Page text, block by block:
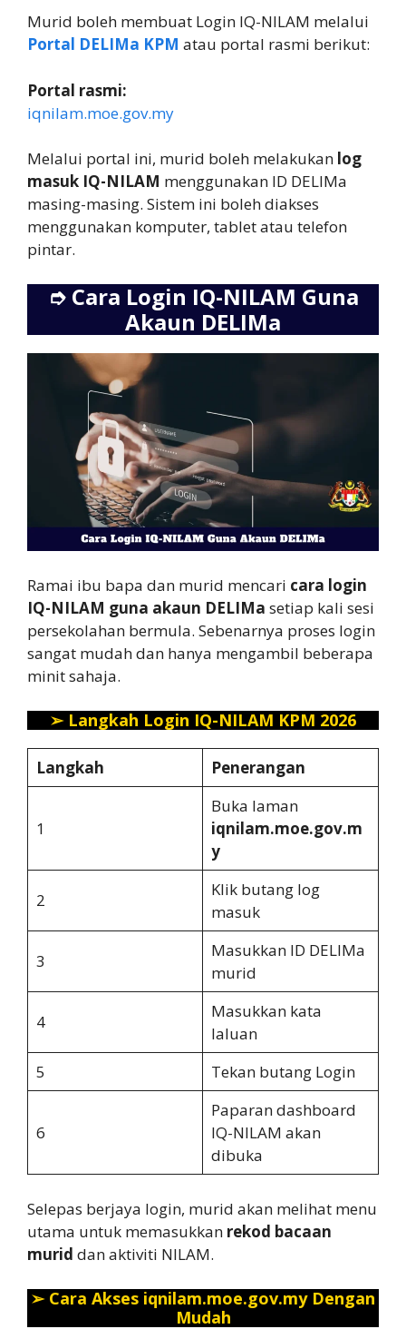
Murid boleh membuat Login IQ-NILAM melalui
Portal DELIMa KPM atau portal rasmi berikut:
Portal rasmi:
iqnilam.moe.gov.my
Melalui portal ini, murid boleh melakukan log
masuk IQ-NILAM menggunakan ID DELIMa
masing-masing. Sistem ini boleh diakses
menggunakan komputer, tablet atau telefon
pintar.
➮ Cara Login IQ-NILAM Guna
Akaun DELIMa
Ramai ibu bapa dan murid mencari cara login
IQ-NILAM guna akaun DELIMa setiap kali sesi
persekolahan bermula. Sebenarnya proses login
sangat mudah dan hanya mengambil beberapa
minit sahaja.
➢ Langkah Login IQ-NILAM KPM 2026
Langkah Penerangan
1
Buka laman
iqnilam.moe.gov.m
y
2
Klik butang log
masuk
3
Masukkan ID DELIMa
murid
4
Masukkan kata
laluan
5
Tekan butang Login
6
Paparan dashboard
IQ-NILAM akan
dibuka
Selepas berjaya login, murid akan melihat menu
utama untuk memasukkan rekod bacaan
murid dan aktiviti NILAM.
➢ Cara Akses iqnilam.moe.gov.my Dengan
Mudah